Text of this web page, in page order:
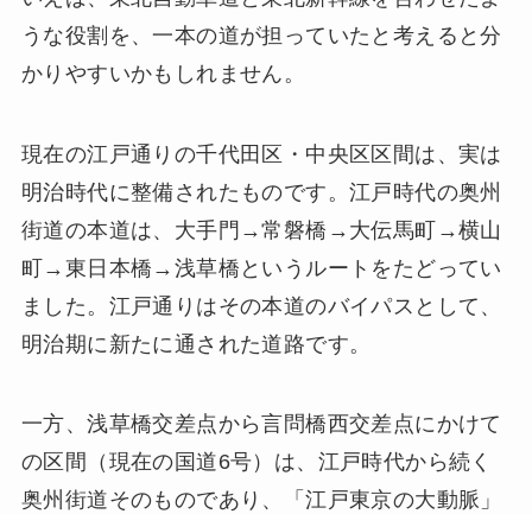
うな役割を、一本の道が担っていたと考えると分
かりやすいかもしれません。
現在の江戸通りの千代田区・中央区区間は、実は
明治時代に整備されたものです。江戸時代の奥州
街道の本道は、大手門→常磐橋→大伝馬町→横山
町→東日本橋→浅草橋というルートをたどってい
ました。江戸通りはその本道のバイパスとして、
明治期に新たに通された道路です。
一方、浅草橋交差点から言問橋西交差点にかけて
の区間（現在の国道6号）は、江戸時代から続く
奥州街道そのものであり、「江戸東京の大動脈」